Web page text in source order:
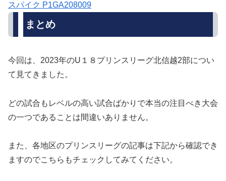
スパイク P1GA208009
まとめ
今回は、2023年のU１８プリンスリーグ北信越2部につい
て見てきました。
どの試合もレベルの高い試合ばかりで本当の注目べき大会
の一つであることは間違いありません。
また、各地区のプリンスリーグの記事は下記から確認でき
ますのでこちらもチェックしてみてください。